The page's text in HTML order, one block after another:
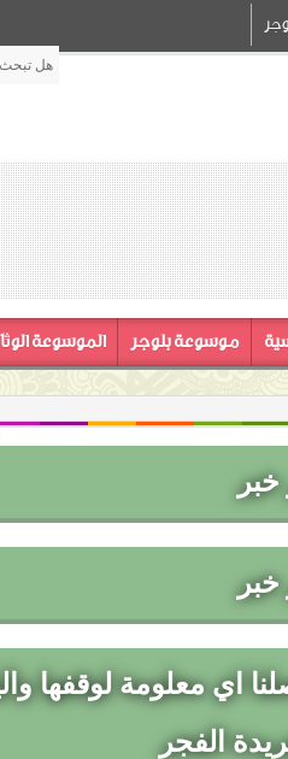
موسوعة بلوجر الموسوعة
خبر
خبر
اي معلومة لوقفها
الفجر